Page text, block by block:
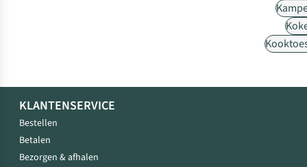
KLANTENSERVICE
Bestellen
Betalen
Bezorgen & afhalen